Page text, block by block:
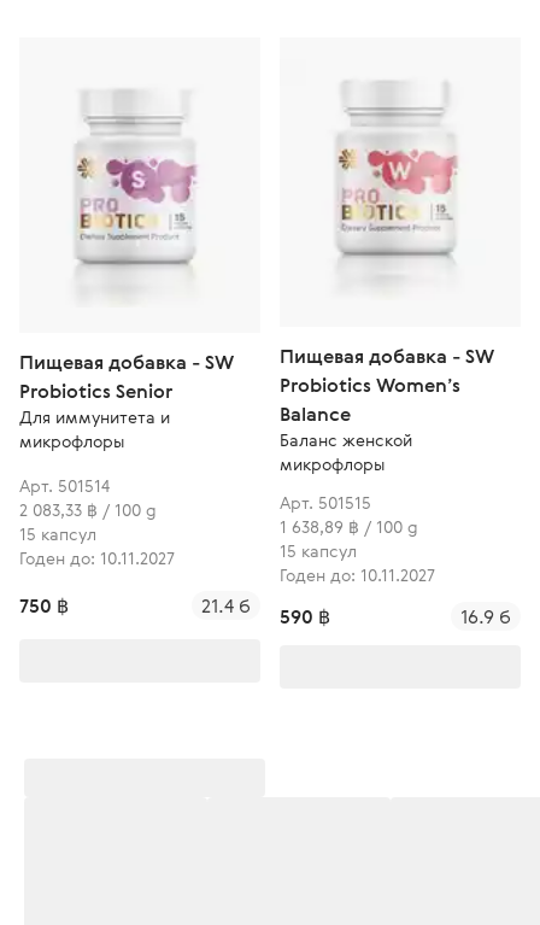
Пищевая добавка - SW
Probiotics Senior
Для иммунитета и
микрофлоры
Арт. 501514
2 083,33 ฿ / 100 g
15 капсул
Годен до: 10.11.2027
750 ฿ 21.4 б
Пищевая добавка - SW
Probiotics Women’s
Balance
Баланс женской
микрофлоры
Арт. 501515
1 638,89 ฿ / 100 g
15 капсул
Годен до: 10.11.2027
590 ฿ 16.9 б